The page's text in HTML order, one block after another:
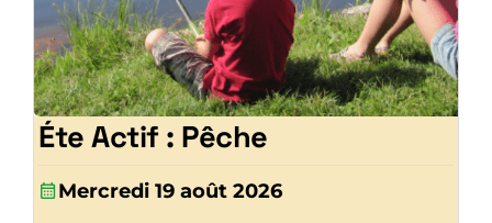
Éte Actif : Pêche
Mercredi 19 août 2026